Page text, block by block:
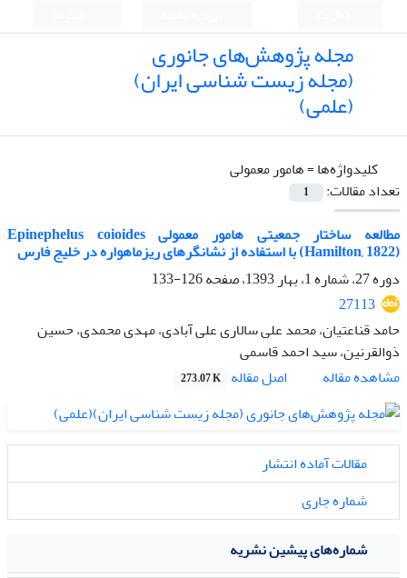
مجله پژوهش‌های جانوری
(مجله زیست شناسی ایران)
(علمی)
کلیدواژه‌ها =هامور معمولی
تعداد مقالات:
1
مطالعه ساختار جمعیتی هامور معمولی Epinephelus coioides
(Hamilton, 1822) با استفاده از نشانگرهای ریزماهواره در خلیج فارس
دوره 27، شماره 1، بهار 1393، صفحه
126-133
27113
حامد قناعتیان، محمد علی سالاری علی آبادی، مهدی محمدی، حسین
ذوالقرنین، سید احمد قاسمی
مشاهده مقاله
اصل مقاله 273.07 K
مقالات آماده انتشار
شماره جاری
شماره‌های پیشین نشریه